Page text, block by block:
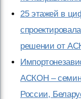
25 этажей в
решении от
АСКОН –
России,